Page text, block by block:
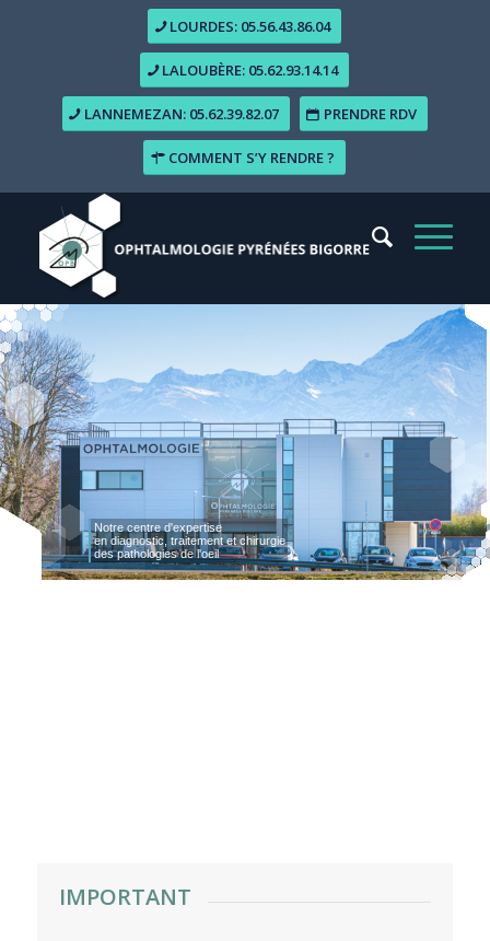
LOURDES: 05.56.43.86.04
LALOUBÈRE: 05.62.93.14.14
LANNEMEZAN: 05.62.39.82.07 PRENDRE RDV
COMMENT S’Y RENDRE ?
Notre centre d'expertise
en diagnostic, traitement et chirurgie
des pathologies de l'oeil
IMPORTANT